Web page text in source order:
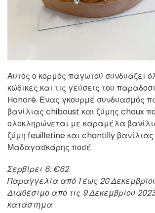
Αυτός ο κορμός παγωτού συνδυάζει
κώδικες και τις γεύσεις του
Honoré. Ένας γκουρμέ συνδυασμός
βανίλιας chiboust και ζύμης choux
ολοκληρώνεται με καραμέλα
ζύμη feuilletine και chantilly βανίλιας
Μαδαγασκάρης ποσέ.
Σερβίρει 6: €62
Παραγγελία από 1 έως 20
Διαθέσιμο από τις 9 Δεκεμβρίου
κατάστημα